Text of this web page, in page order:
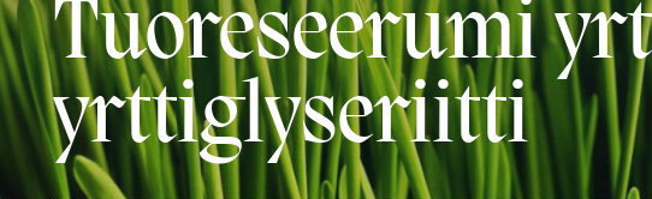
Tuoreseerumi
yrttiglyseriitti